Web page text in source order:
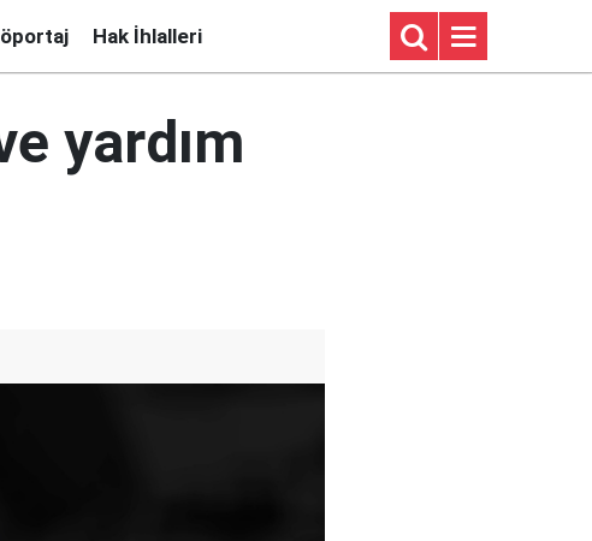
Hak İhlalleri
yardım